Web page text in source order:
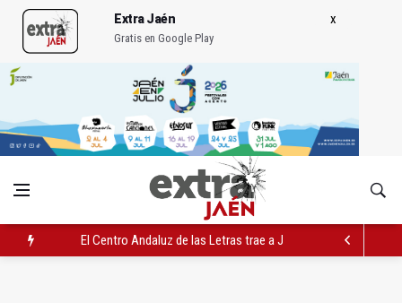
Extra Jaén
Gratis en Google Play
El Centro Andaluz de las Letras trae a Jaén al filósofo Omar